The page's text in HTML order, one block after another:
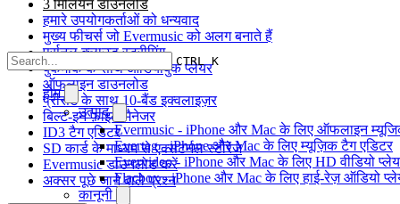
CTRL K
होम
उत्पाद
Evermusic - iPhone और Mac के लिए ऑफलाइन
Evertag - iPhone और Mac के लिए म्यूज़िक टैग एडिटर
Evervideo - iPhone और Mac के लिए HD वीडियो
Flacbox - iPhone और Mac के लिए हाई-रेज़ ऑडियो
कानूनी
3 मिलियन डाउनलोड
हमारे उपयोगकर्ताओं को धन्यवाद
मुख्य फीचर्स जो Evermusic को अलग बनाते हैं
पर्सनल क्लाउड स्ट्रीमिंग
बुकमार्क के साथ ऑडियोबुक प्लेयर
ऑफलाइन डाउनलोड
प्रीसेट के साथ 10-बैंड इक्वलाइज़र
बिल्ट-इन फ़ाइल मैनेजर
ID3 टैग एडिटर
SD कार्ड के माध्यम से एक्सटर्नल स्टोरेज
Evermusic डाउनलोड करें
अक्सर पूछे जाने वाले प्रश्न